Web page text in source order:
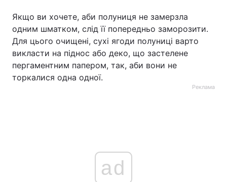
Якщо ви хочете, аби полуниця не замерзла
одним шматком, слід її попередньо заморозити.
Для цього очищені, сухі ягоди полуниці варто
викласти на піднос або деко, що застелене
пергаментним папером, так, аби вони не
торкалися одна одної.
Реклама
ad